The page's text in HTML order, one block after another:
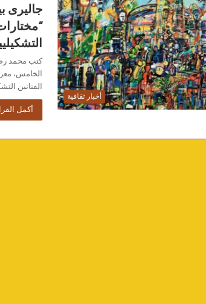
أخبار ثقافية
جاليرى
كتب محمد
الخامس،
الفنانين
أكمل